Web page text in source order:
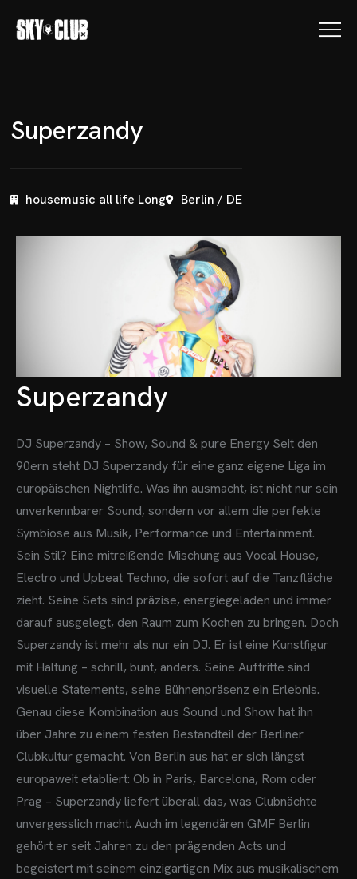
Superzandy
housemusic all life Long Berlin / DE
Superzandy
DJ Superzandy – Show, Sound & pure Energy Seit den
90ern steht DJ Superzandy für eine ganz eigene Liga im
europäischen Nightlife. Was ihn ausmacht, ist nicht nur sein
unverkennbarer Sound, sondern vor allem die perfekte
Symbiose aus Musik, Performance und Entertainment.
Sein Stil? Eine mitreißende Mischung aus Vocal House,
Electro und Upbeat Techno, die sofort auf die Tanzfläche
zieht. Seine Sets sind präzise, energiegeladen und immer
darauf ausgelegt, den Raum zum Kochen zu bringen. Doch
Superzandy ist mehr als nur ein DJ. Er ist eine Kunstfigur
mit Haltung – schrill, bunt, anders. Seine Auftritte sind
visuelle Statements, seine Bühnenpräsenz ein Erlebnis.
Genau diese Kombination aus Sound und Show hat ihn
über Jahre zu einem festen Bestandteil der Berliner
Clubkultur gemacht. Von Berlin aus hat er sich längst
europaweit etabliert: Ob in Paris, Barcelona, Rom oder
Prag – Superzandy liefert überall das, was Clubnächte
unvergesslich macht. Auch im legendären GMF Berlin
gehört er seit Jahren zu den prägenden Acts und
begeistert mit seinem einzigartigen Mix aus musikalischem